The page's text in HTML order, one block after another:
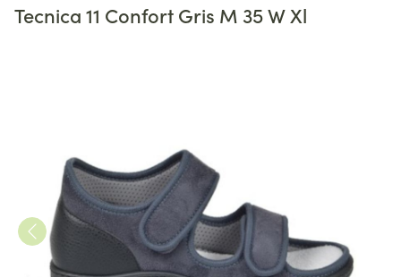
Tecnica 11 Confort Gris M 35 W Xl